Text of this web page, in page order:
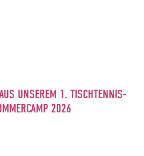
UNSEREM 1. TISCHTENNIS-
2026